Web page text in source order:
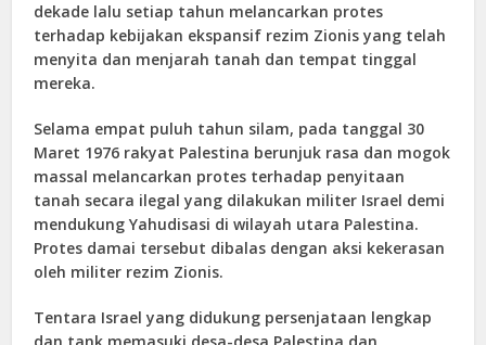
dekade lalu setiap tahun melancarkan protes
terhadap kebijakan ekspansif rezim Zionis yang telah
menyita dan menjarah tanah dan tempat tinggal
mereka.
Selama empat puluh tahun silam, pada tanggal 30
Maret 1976 rakyat Palestina berunjuk rasa dan mogok
massal melancarkan protes terhadap penyitaan
tanah secara ilegal yang dilakukan militer Israel demi
mendukung Yahudisasi di wilayah utara Palestina.
Protes damai tersebut dibalas dengan aksi kekerasan
oleh militer rezim Zionis.
Tentara Israel yang didukung persenjataan lengkap